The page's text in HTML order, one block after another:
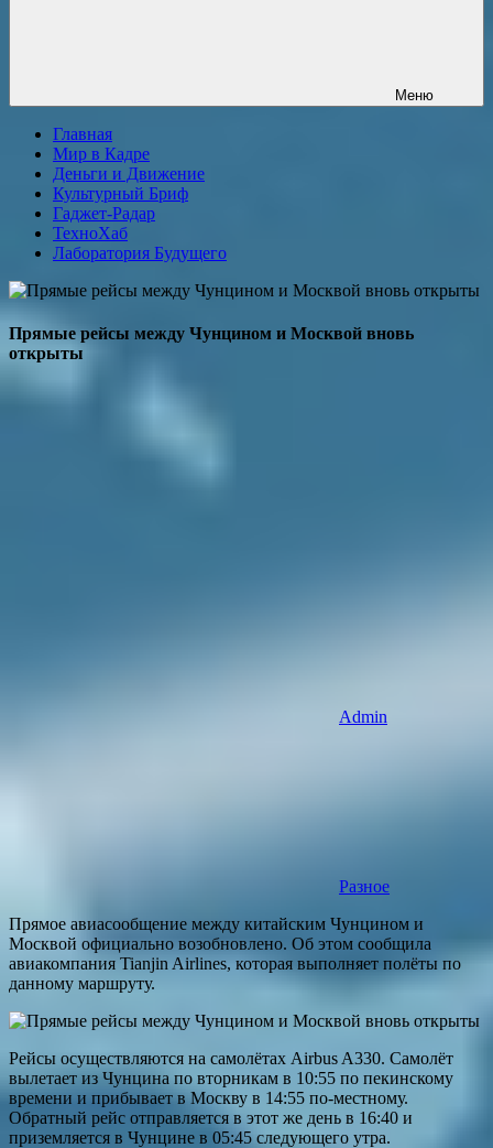
Меню
Главная
Мир в Кадре
Деньги и Движение
Культурный Бриф
Гаджет-Радар
ТехноХаб
Лаборатория Будущего
Прямые рейсы между Чунцином и Москвой вновь
открыты
Admin
Разное
Прямое авиасообщение между китайским Чунцином и
Москвой официально возобновлено. Об этом сообщила
авиакомпания Tianjin Airlines, которая выполняет полёты по
данному маршруту.
Рейсы осуществляются на самолётах Airbus A330. Самолёт
вылетает из Чунцина по вторникам в 10:55 по пекинскому
времени и прибывает в Москву в 14:55 по-местному.
Обратный рейс отправляется в этот же день в 16:40 и
приземляется в Чунцине в 05:45 следующего утра.